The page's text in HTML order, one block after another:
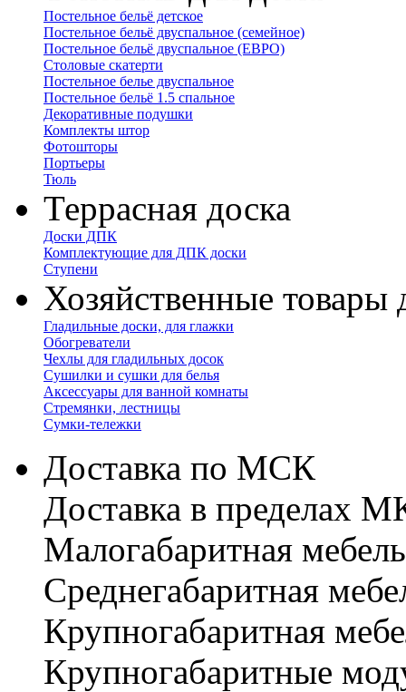
Постельное бельё детское
Постельное бельё двуспальное (семейное)
Постельное бельё двуспальное (ЕВРО)
Столовые скатерти
Постельное белье двуспальное
Постельное бельё 1.5 спальное
Декоративные подушки
Комплекты штор
Фотошторы
Портьеры
Тюль
Террасная доска
Доски ДПК
Комплектующие для ДПК доски
Ступени
Хозяйственные товары
Гладильные доски, для глажки
Обогреватели
Чехлы для гладильных досок
Сушилки и сушки для белья
Аксессуары для ванной комнаты
Стремянки, лестницы
Сумки-тележки
Доставка по МСК
Доставка в пределах
Малогабаритная
Cреднегабаритная
Крупногабаритная
Крупногабаритные